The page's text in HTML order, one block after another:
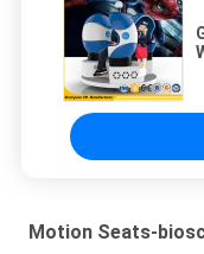
Motion Seats-